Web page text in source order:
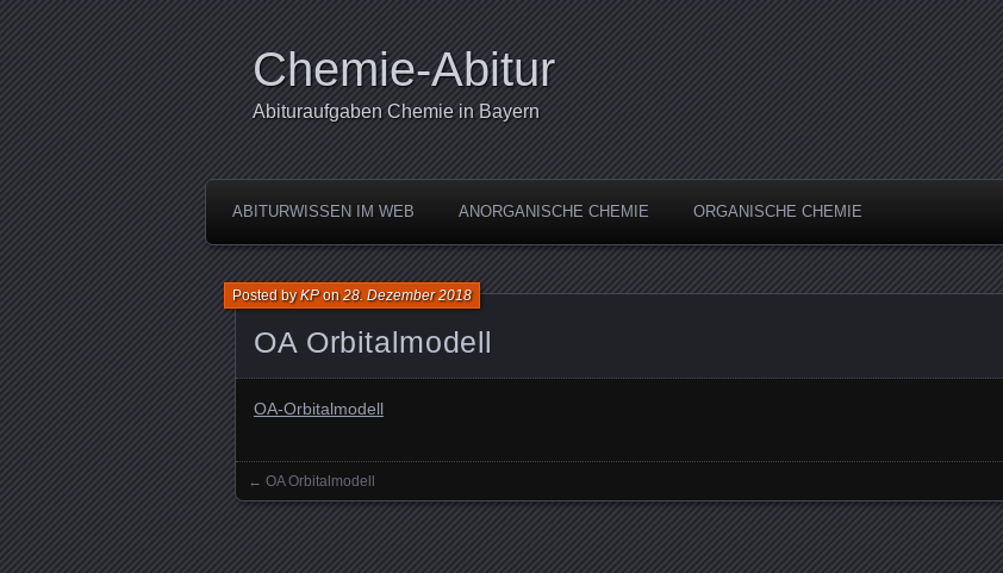
Chemie-Abitur
Abituraufgaben Chemie in Bayern
ABITURWISSEN IM WEB ANORGANISCHE CHEMIE ORGANISCHE CHEMIE
OA Orbitalmodell
Posted byKPon28. Dezember 2018
OA-Orbitalmodell
Posts navigation
← OA Orbitalmodell